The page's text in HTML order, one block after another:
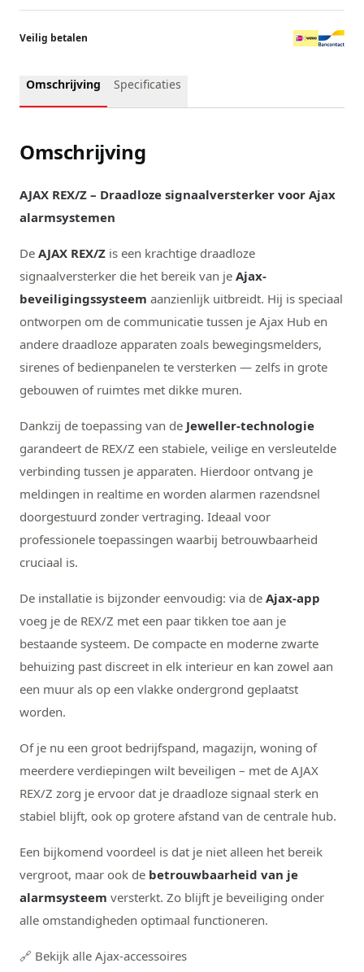
Veilig betalen
Omschrijving Specificaties
Omschrijving
AJAX REX/Z – Draadloze signaalversterker voor Ajax
alarmsystemen
De AJAX REX/Z is een krachtige draadloze
signaalversterker die het bereik van je Ajax-
beveiligingssysteem aanzienlijk uitbreidt. Hij is speciaal
ontworpen om de communicatie tussen je Ajax Hub en
andere draadloze apparaten zoals bewegingsmelders,
sirenes of bedienpanelen te versterken — zelfs in grote
gebouwen of ruimtes met dikke muren.
Dankzij de toepassing van de Jeweller-technologie
garandeert de REX/Z een stabiele, veilige en versleutelde
verbinding tussen je apparaten. Hierdoor ontvang je
meldingen in realtime en worden alarmen razendsnel
doorgestuurd zonder vertraging. Ideaal voor
professionele toepassingen waarbij betrouwbaarheid
cruciaal is.
De installatie is bijzonder eenvoudig: via de Ajax-app
voeg je de REX/Z met een paar tikken toe aan je
bestaande systeem. De compacte en moderne zwarte
behuizing past discreet in elk interieur en kan zowel aan
een muur als op een vlakke ondergrond geplaatst
worden.
Of je nu een groot bedrijfspand, magazijn, woning of
meerdere verdiepingen wilt beveiligen – met de AJAX
REX/Z zorg je ervoor dat je draadloze signaal sterk en
stabiel blijft, ook op grotere afstand van de centrale hub.
Een bijkomend voordeel is dat je niet alleen het bereik
vergroot, maar ook de betrouwbaarheid van je
alarmsysteem versterkt. Zo blijft je beveiliging onder
alle omstandigheden optimaal functioneren.
🔗 Bekijk alle Ajax-accessoires